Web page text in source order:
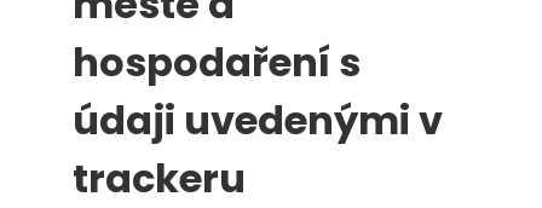
hospodaření s
údaji uvedenými v
trackeru